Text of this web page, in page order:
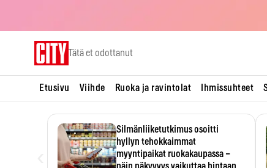
Tätä et odottanut
Etusivu Viihde Ruoka ja ravintolat Ihmissuhteet
Silmänliiketutkimus osoitti
hyllyn tehokkaimmat
myyntipaikat ruokakaupassa –
näin näkyvyys vaikuttaa hintaan